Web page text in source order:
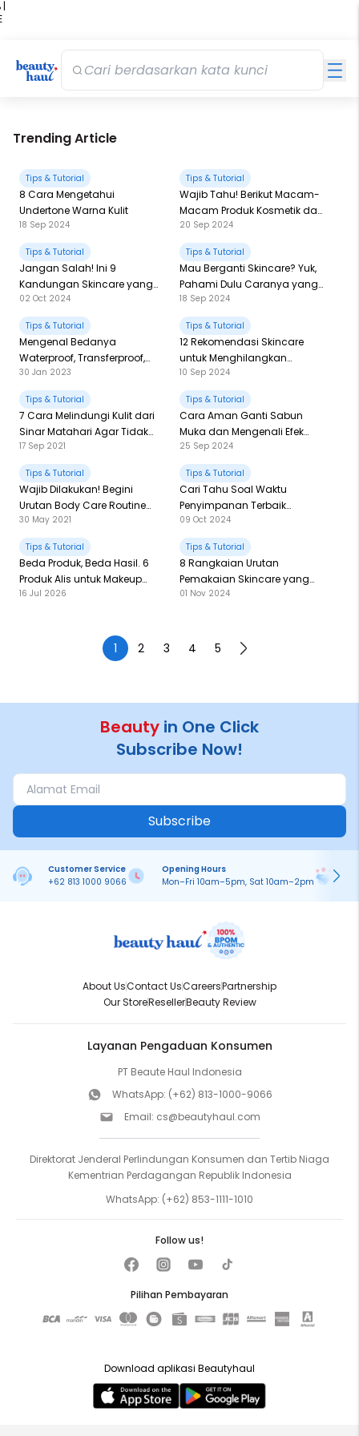
|
Trending Article
Tips & Tutorial
8 Cara Mengetahui
Undertone Warna Kulit
18 Sep 2024
Tips & Tutorial
Wajib Tahu! Berikut Macam-
Macam Produk Kosmetik dan
Kegunaannya
20 Sep 2024
Tips & Tutorial
Jangan Salah! Ini 9
Kandungan Skincare yang
Tidak Boleh Digunakan
Bersamaan
02 Oct 2024
Tips & Tutorial
Mau Berganti Skincare? Yuk,
Pahami Dulu Caranya yang
Benar
18 Sep 2024
Tips & Tutorial
Mengenal Bedanya
Waterproof, Transferproof,
Smudgeproof dan
Sweatproof Pada Kemasan
Makeup
30 Jan 2023
Tips & Tutorial
12 Rekomendasi Skincare
untuk Menghilangkan
Bruntusan di Wajah
10 Sep 2024
Tips & Tutorial
7 Cara Melindungi Kulit dari
Sinar Matahari Agar Tidak
Hitam
17 Sep 2021
Tips & Tutorial
Cara Aman Ganti Sabun
Muka dan Mengenali Efek
Sampingnya
25 Sep 2024
Tips & Tutorial
Wajib Dilakukan! Begini
Urutan Body Care Routine
untuk Mencerahkan Kulit
30 May 2021
Tips & Tutorial
Cari Tahu Soal Waktu
Penyimpanan Terbaik
Skincaremu & Tanggal
Kadaluarsa
09 Oct 2024
Tips & Tutorial
Beda Produk, Beda Hasil. 6
Produk Alis untuk Makeup
Mata yang On Point
16 Jul 2026
Tips & Tutorial
8 Rangkaian Urutan
Pemakaian Skincare yang
Benar di Malam Hari
01 Nov 2024
1 2 3 4 5
Beauty in One Click
Subscribe Now!
Subscribe
Customer Service
+62 813 1000 9066
Opening Hours
Mon–Fri 10am–5pm, Sat 10am–2pm
About UsContact UsCareersPartnership
Our StoreResellerBeauty Review
Layanan Pengaduan Konsumen
PT Beaute Haul Indonesia
WhatsApp: (+62) 813-1000-9066
Email: cs@beautyhaul.com
Direktorat Jenderal Perlindungan Konsumen dan Tertib Niaga
Kementrian Perdagangan Republik Indonesia
WhatsApp: (+62) 853-1111-1010
Pilihan Pembayaran
Follow us!
Download aplikasi Beautyhaul